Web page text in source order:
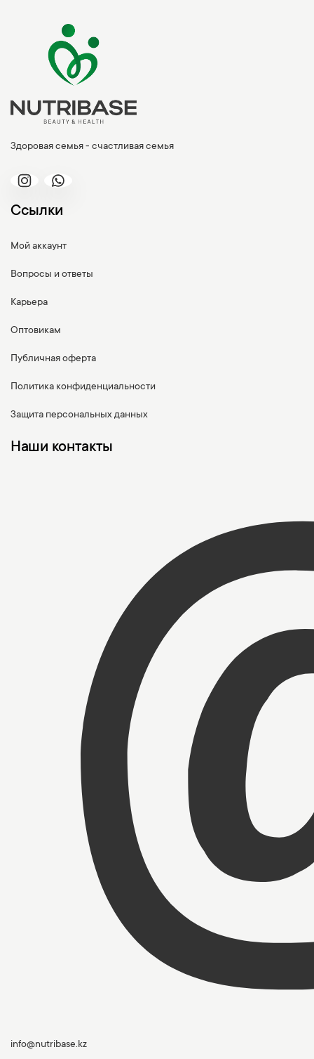
Здоровая семья - счастливая семья
Ссылки
Мой аккаунт
Вопросы и ответы
Карьера
Оптовикам
Публичная оферта
Политика конфиденциальности
Защита персональных данных
Наши контакты
info@nutribase.kz